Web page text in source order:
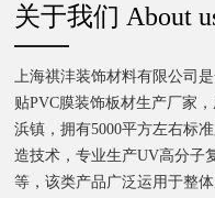
关于我们 About
上海祺沣装饰材料有限公司
贴PVC膜装饰板材生产厂家
浜镇，拥有5000平方左右标
造技术，专业生产UV高分子
等，该类产品广泛运用于整